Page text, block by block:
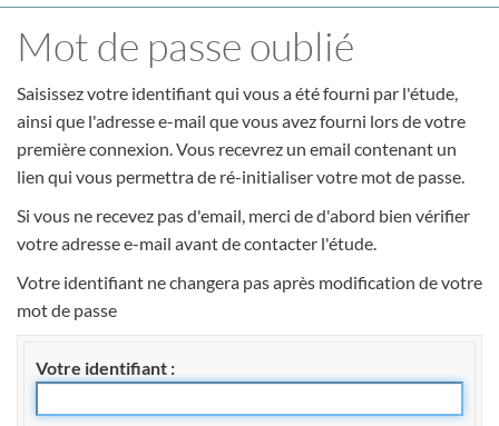
Mot de passe oublié
Saisissez votre identifiant qui vous a été fourni par l'étude,
ainsi que l'adresse e-mail que vous avez fourni lors de votre
première connexion. Vous recevrez un email contenant un
lien qui vous permettra de ré-initialiser votre mot de passe.
Si vous ne recevez pas d'email, merci de d'abord bien vérifier
votre adresse e-mail avant de contacter l'étude.
Votre identifiant ne changera pas après modification de votre
mot de passe
Votre identifiant